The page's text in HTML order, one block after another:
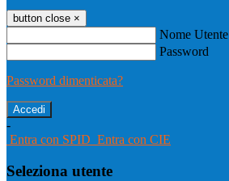
button close ×
Nome Utente
Password
Password dimenticata?
-
Entra con SPID Entra con CIE
Seleziona utente